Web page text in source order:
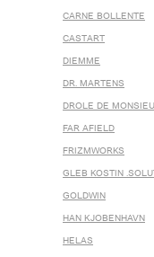
CARNE BOLLENTE
CASTART
DIEMME
DR. MARTENS
DROLE DE
FAR AFIELD
FRIZMWORKS
GLEB KOSTIN
GOLDWIN
HAN KJOBENHAVN
HELAS